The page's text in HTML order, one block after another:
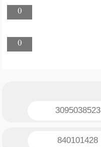
0
0
3095038523
840101428